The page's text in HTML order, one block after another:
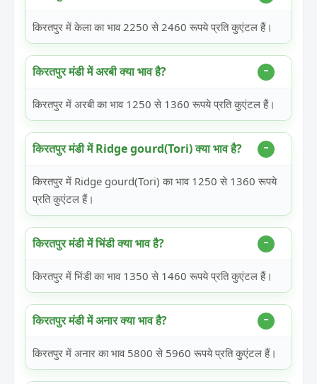
किरतपुर में केला का भाव 2250 से 2460 रूपये प्रति कुएंटल हैं।
किरतपुर मंडी में अरबी क्या भाव है?
किरतपुर में अरबी का भाव 1250 से 1360 रूपये प्रति कुएंटल हैं।
किरतपुर मंडी में Ridge gourd(Tori) क्या भाव है?
किरतपुर में Ridge gourd(Tori) का भाव 1250 से 1360 रूपये
प्रति कुएंटल हैं।
किरतपुर मंडी में भिंडी क्या भाव है?
किरतपुर में भिंडी का भाव 1350 से 1460 रूपये प्रति कुएंटल हैं।
किरतपुर मंडी में अनार क्या भाव है?
किरतपुर में अनार का भाव 5800 से 5960 रूपये प्रति कुएंटल हैं।